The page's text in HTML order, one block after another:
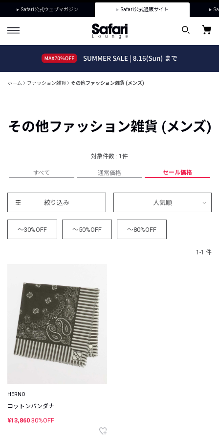
Safari公式ウェブマガジン Safari公式通販サイト
ホーム ファッション雑貨 その他ファッション雑貨 (メンズ)
その他ファッション雑貨 (メンズ)
対象件数 : 1件
すべて 通常価格 セール価格
絞り込み 人気順
～30%OFF ～50%OFF ～80%OFF
1-1 件
HERNO
コットンバンダナ
¥13,860 30%OFF